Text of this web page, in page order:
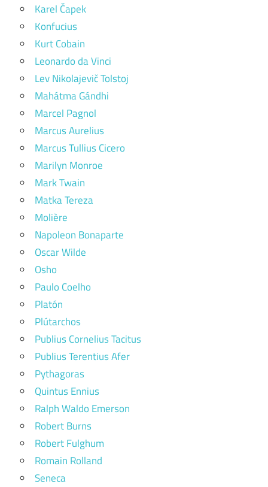
Karel Čapek
Konfucius
Kurt Cobain
Leonardo da Vinci
Lev Nikolajevič Tolstoj
Mahátma Gándhi
Marcel Pagnol
Marcus Aurelius
Marcus Tullius Cicero
Marilyn Monroe
Mark Twain
Matka Tereza
Molière
Napoleon Bonaparte
Oscar Wilde
Osho
Paulo Coelho
Platón
Plútarchos
Publius Cornelius Tacitus
Publius Terentius Afer
Pythagoras
Quintus Ennius
Ralph Waldo Emerson
Robert Burns
Robert Fulghum
Romain Rolland
Seneca